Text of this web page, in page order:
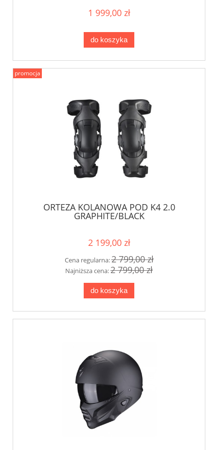
1 999,00 zł
do koszyka
ORTEZA KOLANOWA POD K4 2.0
GRAPHITE/BLACK
2 199,00 zł
Cena regularna:2 799,00 zł
Najniższa cena:2 799,00 zł
do koszyka
promocja